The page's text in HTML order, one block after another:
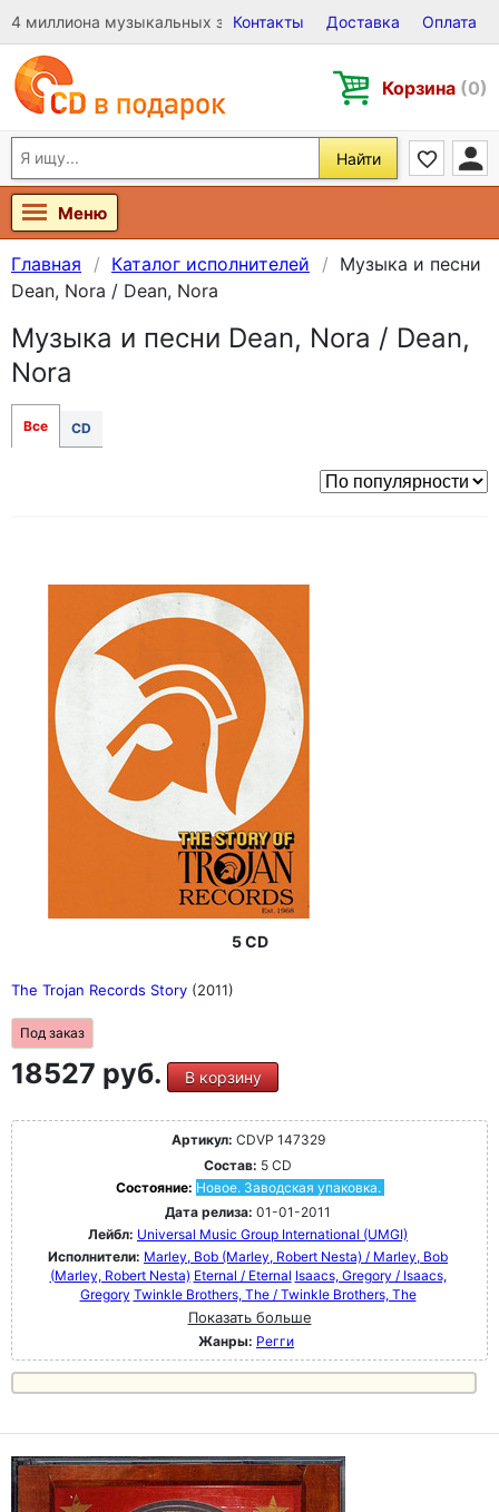
4 миллиона музыкальных записей на Виниле, CD и DVD
Контакты Доставка Оплата
Корзина (0)
Найти
Меню
Главная Каталог исполнителей
Музыка и песни
Dean, Nora / Dean, Nora
Музыка и песни Dean, Nora / Dean,
Nora
Все CD
5 CD
The Trojan Records Story (2011)
Под заказ
18527 руб. В корзину
Артикул: CDVP 147329
Состав: 5 CD
Состояние: Новое. Заводская упаковка.
Дата релиза: 01-01-2011
Лейбл: Universal Music Group International (UMGI)
Исполнители: Marley, Bob (Marley, Robert Nesta) / Marley, Bob
(Marley, Robert Nesta) Eternal / Eternal Isaacs, Gregory / Isaacs,
Gregory Twinkle Brothers, The / Twinkle Brothers, The
Показать больше
Жанры: Регги